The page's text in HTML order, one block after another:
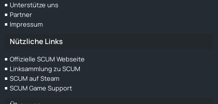
Unterstütze uns
Partner
Impressum
Nützliche Links
Offizielle SCUM Webseite
Linksammlung zu SCUM
SCUM auf Steam
SCUM Game Support